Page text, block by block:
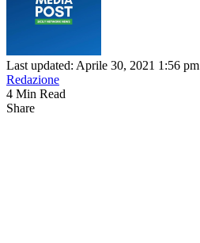
Last updated: Aprile 30, 2021 1:56 pm
Redazione
4 Min Read
Share